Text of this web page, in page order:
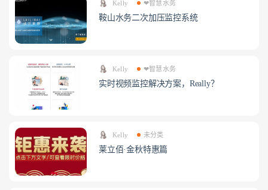
Kelly ❤智慧水务
鞍山水务二次加压监控系统
Kelly ❤智慧水务
实时视频监控解决方案，Really？
Kelly 未分类
莱立佰·金秋特惠篇